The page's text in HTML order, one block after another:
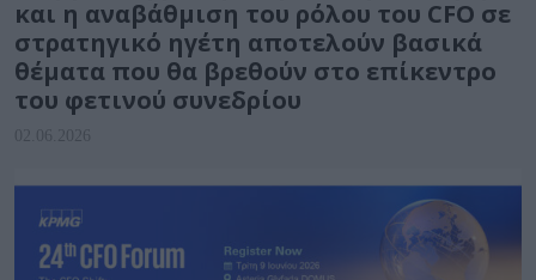
και η αναβάθμιση του ρόλου του CFO σε
στρατηγικό ηγέτη αποτελούν βασικά
θέματα που θα βρεθούν στο επίκεντρο
του φετινού συνεδρίου
02.06.2026